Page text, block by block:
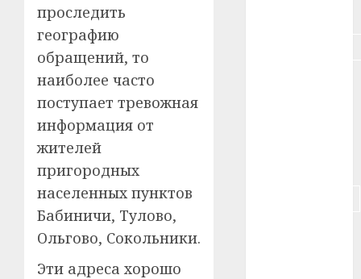
проследить
географию
обращений, то
наиболее часто
поступает тревожная
информация от
жителей
пригородных
населенных пунктов
Бабиничи, Тулово,
Ольгово, Сокольники.
Эти адреса хорошо